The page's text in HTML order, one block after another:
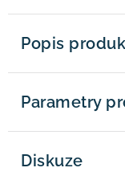
Popis
Parametry
Diskuze